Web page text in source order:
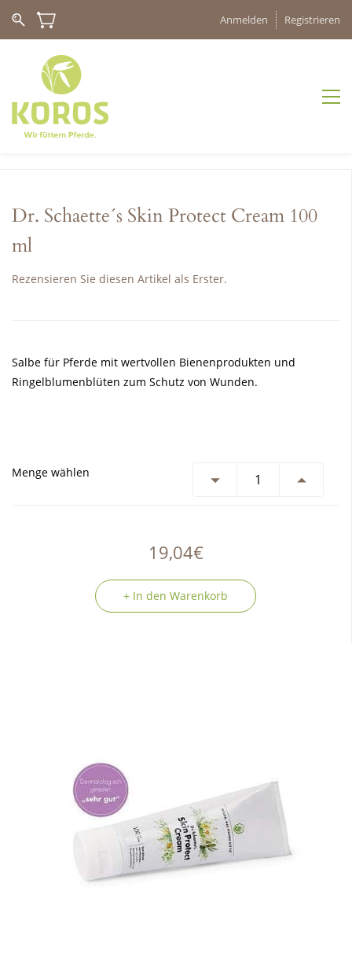
Anmelden Registrieren
Dr. Schaette´s Skin Protect Cream 100
ml
Rezensieren Sie diesen Artikel als Erster.
Salbe für Pferde mit wertvollen Bienenprodukten und
Ringelblumenblüten zum Schutz von Wunden.
Menge wählen
19,04€
+ In den Warenkorb